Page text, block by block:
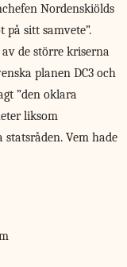
Nordenskiölds
sitt samvete”.
de större kriserna
planen DC3 och
”den oklara
liksom
Vem hade